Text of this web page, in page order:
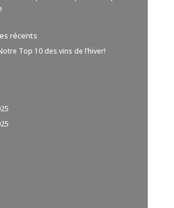
récents
Top 10 des vins de l’hiver!